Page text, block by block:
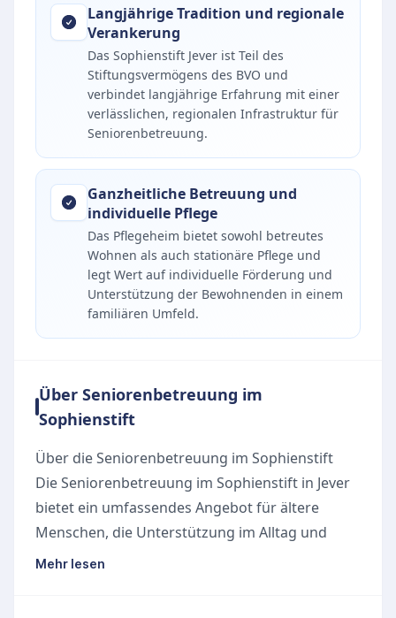
Langjährige Tradition und regionale
Verankerung
Das Sophienstift Jever ist Teil des
Stiftungsvermögens des BVO und
verbindet langjährige Erfahrung mit einer
verlässlichen, regionalen Infrastruktur für
Seniorenbetreuung.
Ganzheitliche Betreuung und
individuelle Pflege
Das Pflegeheim bietet sowohl betreutes
Wohnen als auch stationäre Pflege und
legt Wert auf individuelle Förderung und
Unterstützung der Bewohnenden in einem
familiären Umfeld.
Über Seniorenbetreuung im
Sophienstift
Über die Seniorenbetreuung im Sophienstift
Die Seniorenbetreuung im Sophienstift in Jever
bietet ein umfassendes Angebot für ältere
Menschen, die Unterstützung im Alltag und
professionelle Pflege wünschen. Das Haus liegt
Mehr lesen